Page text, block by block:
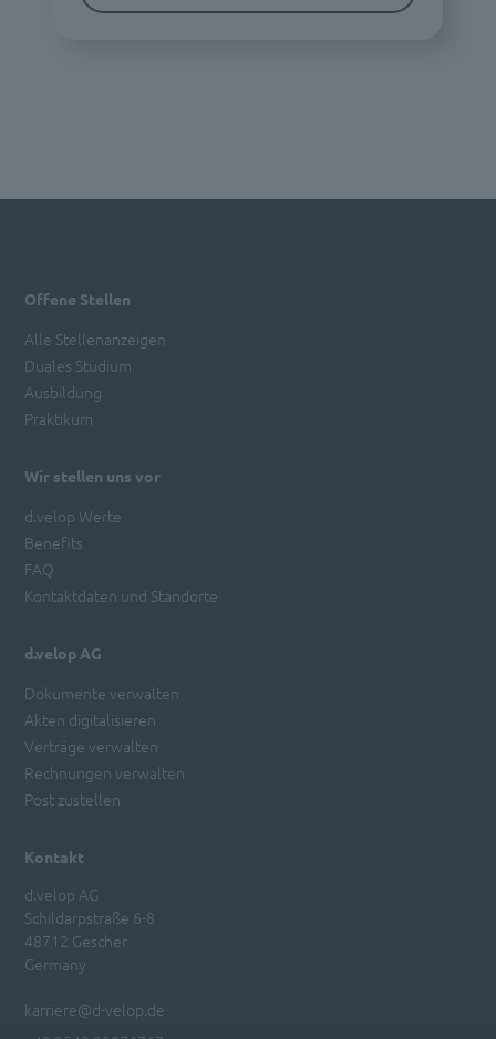
Kontakt
d.velop AG
Schildarpstraße 6-8
48712 Gescher
Germany
karriere@d-velop.de
Offene Stellen
Alle Stellenanzeigen
Duales Studium
Ausbildung
Praktikum
Wir stellen uns vor
d.velop Werte
Benefits
FAQ
Kontaktdaten und Standorte
d.velop AG
Dokumente verwalten
Akten digitalisieren
Verträge verwalten
Rechnungen verwalten
Post zustellen